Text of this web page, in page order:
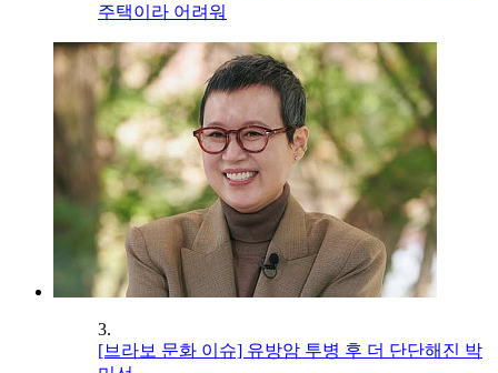
주택이라 어려워
3.
[브라보 문화 이슈] 유방암 투병 후 더 단단해진 박